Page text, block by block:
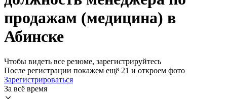
продажам (медицина) в
Абинске
Чтобы видеть все резюме, зарегистрируйтесь
После регистрации покажем ещё 21 и откроем фото
Зарегистрироваться
За всё время